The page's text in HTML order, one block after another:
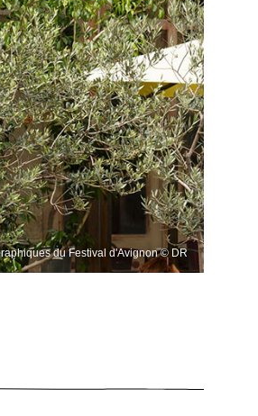
du Festival d'Avignon © DR